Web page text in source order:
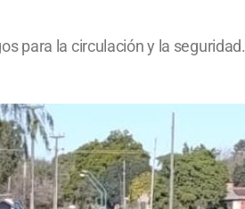
para la circulación y la seguridad.